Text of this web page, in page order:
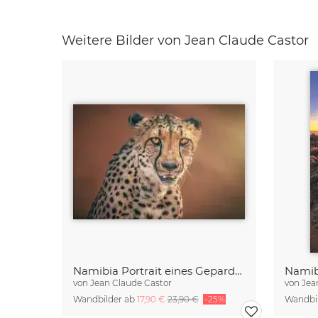
Weitere Bilder von Jean Claude Castor
Namibia Portrait eines Geparden
von Jean Claude Castor
Wandbilder ab 17,90 €23,90 € -25%
von